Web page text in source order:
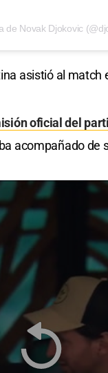
de Novak Djokovic
asistió al match
oficial del
acompañado de